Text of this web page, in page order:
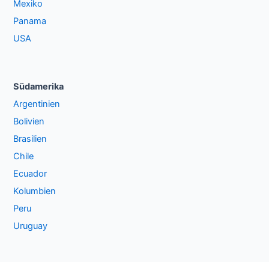
Mexiko
Panama
USA
Südamerika
Argentinien
Bolivien
Brasilien
Chile
Ecuador
Kolumbien
Peru
Uruguay